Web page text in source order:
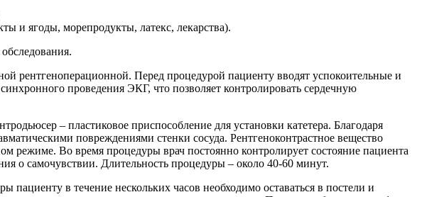
и ягоды, морепродукты, латекс, лекарства).
рентгеноперационной. Перед процедурой пациенту вводят успокоительные и
проведения ЭКГ, что позволяет контролировать сердечную
– пластиковое приспособление для установки катетера. Благодаря
повреждениями стенки сосуда. Рентгеноконтрастное вещество
режиме. Во время процедуры врач постоянно контролирует состояние пациента
о самочувствии. Длительность процедуры – около 40-60 минут.
в течение нескольких часов необходимо оставаться в постели и